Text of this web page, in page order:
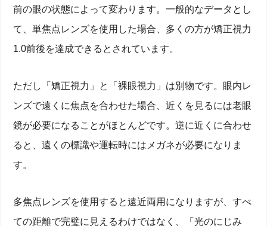
前の眼の状態によって変わります。一般的なデータとし
て、単焦点レンズを使用した場合、多くの方が矯正視力
1.0前後を達成できるとされています。
ただし「矯正視力」と「裸眼視力」は別物です。眼内レ
ンズで遠くに焦点を合わせた場合、近くを見るには老眼
鏡が必要になることがほとんどです。逆に近くに合わせ
ると、遠くの標識や運転時にはメガネが必要になりま
す。
多焦点レンズを使用すると遠近両用になりますが、すべ
ての距離で完璧に見えるわけではなく、「光のにじみ